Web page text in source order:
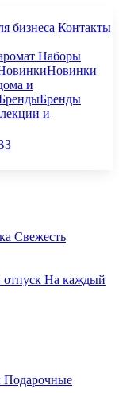
бизнеса Контакты
Наборы
Новинки
и
Бренды
и
Свежесть
На каждый
Подарочные